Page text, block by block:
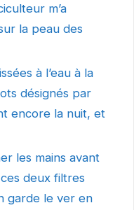
m’a
la peau des
à l’eau à la
désignés par
encore la nuit, et
les mains avant
deux filtres
garde le ver en